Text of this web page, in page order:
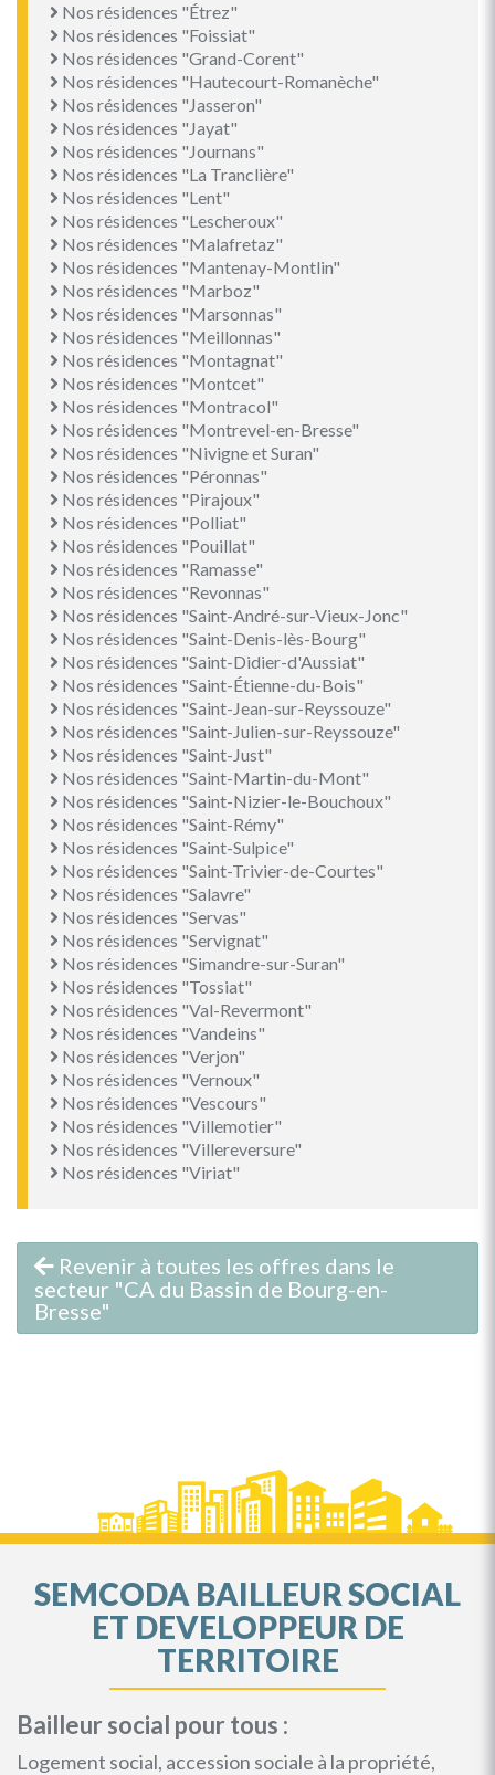
Nos résidences "Étrez"
Nos résidences "Foissiat"
Nos résidences "Grand-Corent"
Nos résidences "Hautecourt-Romanèche"
Nos résidences "Jasseron"
Nos résidences "Jayat"
Nos résidences "Journans"
Nos résidences "La Tranclière"
Nos résidences "Lent"
Nos résidences "Lescheroux"
Nos résidences "Malafretaz"
Nos résidences "Mantenay-Montlin"
Nos résidences "Marboz"
Nos résidences "Marsonnas"
Nos résidences "Meillonnas"
Nos résidences "Montagnat"
Nos résidences "Montcet"
Nos résidences "Montracol"
Nos résidences "Montrevel-en-Bresse"
Nos résidences "Nivigne et Suran"
Nos résidences "Péronnas"
Nos résidences "Pirajoux"
Nos résidences "Polliat"
Nos résidences "Pouillat"
Nos résidences "Ramasse"
Nos résidences "Revonnas"
Nos résidences "Saint-André-sur-Vieux-Jonc"
Nos résidences "Saint-Denis-lès-Bourg"
Nos résidences "Saint-Didier-d'Aussiat"
Nos résidences "Saint-Étienne-du-Bois"
Nos résidences "Saint-Jean-sur-Reyssouze"
Nos résidences "Saint-Julien-sur-Reyssouze"
Nos résidences "Saint-Just"
Nos résidences "Saint-Martin-du-Mont"
Nos résidences "Saint-Nizier-le-Bouchoux"
Nos résidences "Saint-Rémy"
Nos résidences "Saint-Sulpice"
Nos résidences "Saint-Trivier-de-Courtes"
Nos résidences "Salavre"
Nos résidences "Servas"
Nos résidences "Servignat"
Nos résidences "Simandre-sur-Suran"
Nos résidences "Tossiat"
Nos résidences "Val-Revermont"
Nos résidences "Vandeins"
Nos résidences "Verjon"
Nos résidences "Vernoux"
Nos résidences "Vescours"
Nos résidences "Villemotier"
Nos résidences "Villereversure"
Nos résidences "Viriat"
Revenir à toutes les offres dans le
secteur "CA du Bassin de Bourg-en-
Bresse"
SEMCODA BAILLEUR SOCIAL
ET DEVELOPPEUR DE
TERRITOIRE
Bailleur social pour tous :
Logement social, accession sociale à la propriété,